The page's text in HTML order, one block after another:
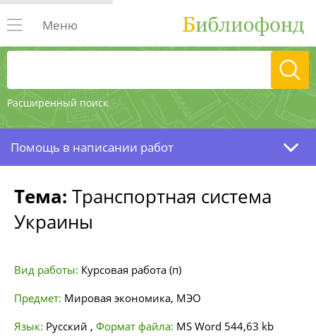
Расширенный поиск
Меню
Помощь в написании работ
Тема: Транспортная система
Украины
Вид работы: Курсовая работа (п)
Предмет: Мировая экономика, МЭО
Язык: Русский , Формат файла: MS Word 544,63 kb